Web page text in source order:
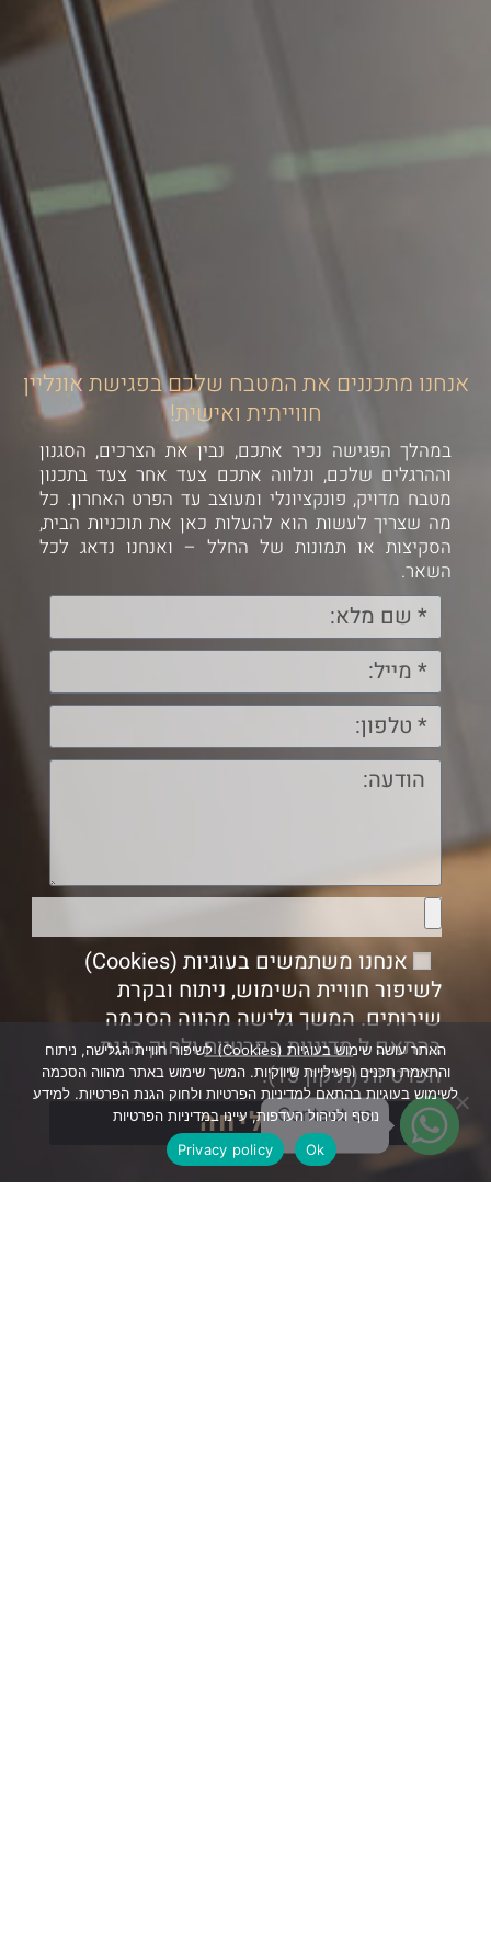
אנחנו מתכננים את המטבח שלכם בפגישת אונליין
חווייתית ואישית!
במהלך הפגישה נכיר אתכם, נבין את הצרכים, הסגנון
וההרגלים שלכם, ונלווה אתכם צעד אחר צעד בתכנון
מטבח מדויק, פונקציונלי ומעוצב עד הפרט האחרון. כל
מה שצריך לעשות הוא להעלות כאן את תוכניות הבית,
הסקיצות או תמונות של החלל – ואנחנו נדאג לכל
השאר.
אנחנו משתמשים בעוגיות (Cookies)
לשיפור חוויית השימוש, ניתוח ובקרת
שירותים. המשך גלישה מהווה הסכמה
בהתאם למדיניות הפרטיותולחוק הגנת
הפרטיות (תיקון 13).
שליחה
האתר עושה שימוש בעוגיות (Cookies) לשיפור חוויית הגלישה, ניתוח
והתאמת תכנים ופעילויות שיווקיות. המשך שימוש באתר מהווה הסכמה
לשימוש בעוגיות בהתאם למדיניות הפרטיות ולחוק הגנת הפרטיות. למידע
נוסף ולניהול העדפות, עיינו במדיניות הפרטיות
Ok
Privacy policy
Contact us